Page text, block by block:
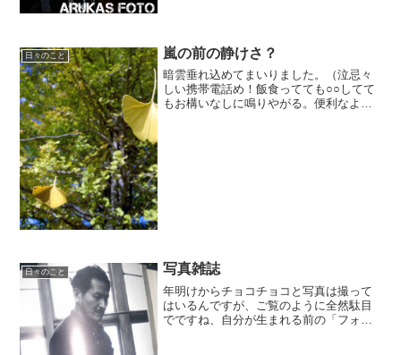
日々のこと 嵐の前の静けさ？
暗雲垂れ込めてまいりました。（泣忌々
しい携帯電話め！飯食ってても○○してて
もお構いなしに鳴りやがる。便利なよう
日々のこと 写真雑誌
年明けからチョコチョコと写真は撮って
はいるんですが、ご覧のように全然駄目
でですね、自分が生まれる前の「フォト